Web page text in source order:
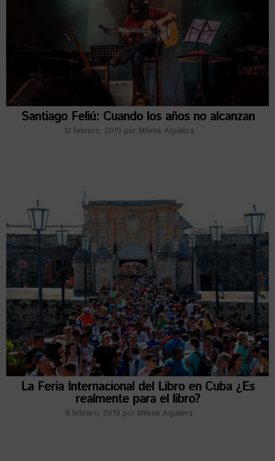
Santiago Feliú: Cuando los años no alcanzan
12 febrero, 2019 por Milene Aguilera
La Feria Internacional del Libro en Cuba ¿Es
realmente para el libro?
8 febrero, 2019 por Milene Aguilera